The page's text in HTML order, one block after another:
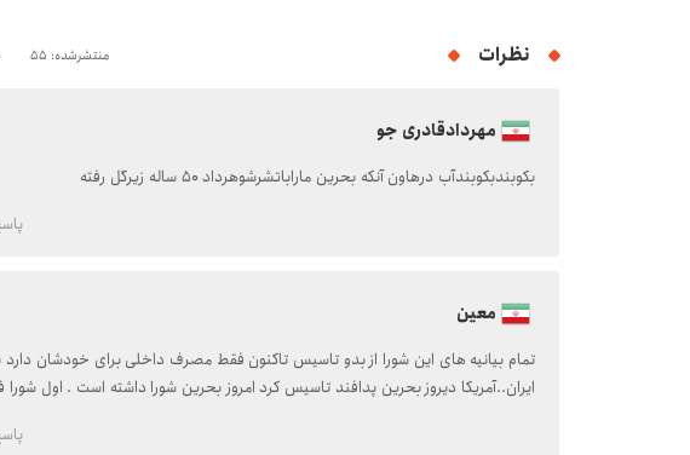
نظرات منتشرشده: 55
مهردادقادری جو
بکوبندبکوبندآب درهاون آنکه بحرین ماراباتشرشوهرداد ۵۰ ساله زیرگل رفته
معین
تمام بیانیه های این شورا از بدو تاسیس تاکنون فقط مصرف داخلی برای خودشان
ایران..آمریکا دیروز بحرین پدافند تاسیس کرد امروز بحرین شورا داشته است . اول